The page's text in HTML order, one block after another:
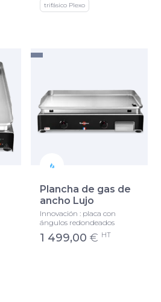
trifásico Plexo
Plancha de gas de
ancho Lujo
Innovación : placa con
ángulos redondeados
1 499,00 € HT